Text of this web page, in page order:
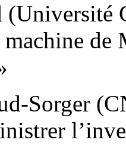
de
Sorger